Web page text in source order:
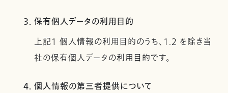
3. 保有個人データの利用目的
上記１ 個人情報の利用目的のうち、1.2 を除き当
社の保有個人データの利用目的です。
4. 個人情報の第三者提供について